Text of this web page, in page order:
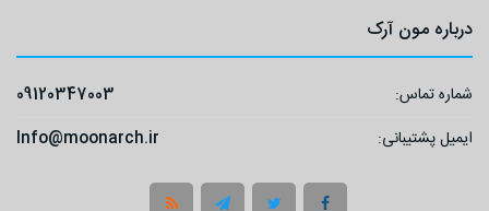
درباره مون آرک
شماره تماس:
09120347003
ایمیل پشتیبانی:
Info@moonarch.ir